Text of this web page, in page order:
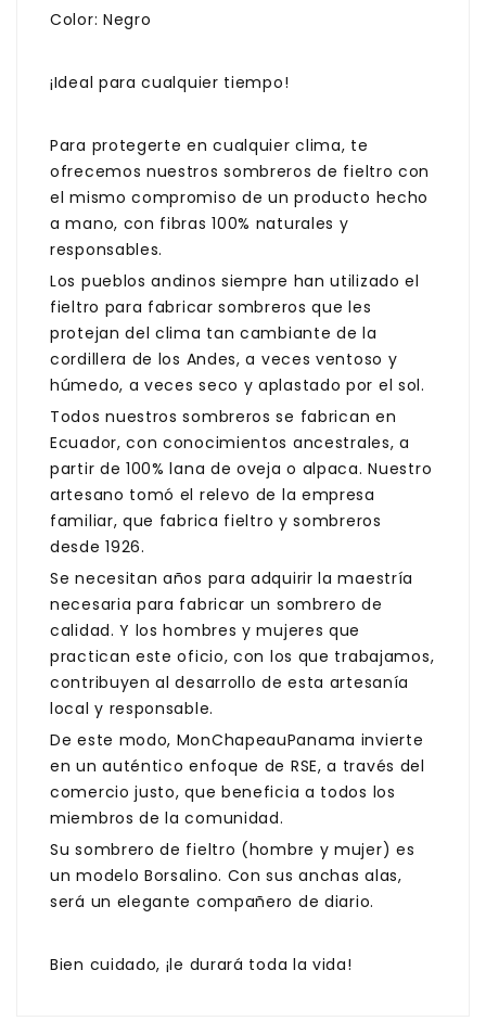
Color: Negro
¡Ideal para cualquier tiempo!
Para protegerte en cualquier clima, te
ofrecemos nuestros sombreros de fieltro con
el mismo compromiso de un producto hecho
a mano, con fibras 100% naturales y
responsables.
Los pueblos andinos siempre han utilizado el
fieltro para fabricar sombreros que les
protejan del clima tan cambiante de la
cordillera de los Andes, a veces ventoso y
húmedo, a veces seco y aplastado por el sol.
Todos nuestros sombreros se fabrican en
Ecuador, con conocimientos ancestrales, a
partir de 100% lana de oveja o alpaca. Nuestro
artesano tomó el relevo de la empresa
familiar, que fabrica fieltro y sombreros
desde 1926.
Se necesitan años para adquirir la maestría
necesaria para fabricar un sombrero de
calidad. Y los hombres y mujeres que
practican este oficio, con los que trabajamos,
contribuyen al desarrollo de esta artesanía
local y responsable.
De este modo, MonChapeauPanama invierte
en un auténtico enfoque de RSE, a través del
comercio justo, que beneficia a todos los
miembros de la comunidad.
Su sombrero de fieltro (hombre y mujer) es
un modelo Borsalino. Con sus anchas alas,
será un elegante compañero de diario.
Bien cuidado, ¡le durará toda la vida!